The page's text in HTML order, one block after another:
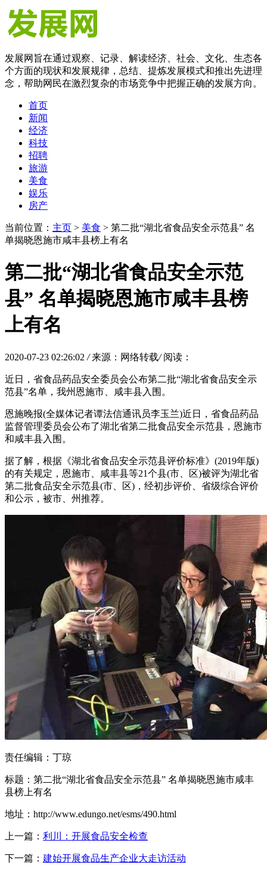
发展网旨在通过观察、记录、解读经济、社会、文化、生态各
个方面的现状和发展规律，总结、提炼发展模式和推出先进理
念，帮助网民在激烈复杂的市场竞争中把握正确的发展方向。
首页
新闻
经济
科技
招聘
旅游
美食
娱乐
房产
当前位置： 主页 > 美食 > 第二批“湖北省食品安全示范县” 名
单揭晓恩施市咸丰县榜上有名
第二批“湖北省食品安全示范
县” 名单揭晓恩施市咸丰县榜
上有名
2020-07-23 02:26:02 / 来源：网络转载/ 阅读：
近日，省食品药品安全委员会公布第二批“湖北省食品安全示
范县”名单，我州恩施市、咸丰县入围。
恩施晚报(全媒体记者谭法信通讯员李玉兰)近日，省食品药品
监督管理委员会公布了湖北省第二批食品安全示范县，恩施市
和咸丰县入围。
据了解，根据《湖北省食品安全示范县评价标准》(2019年版)
的有关规定，恩施市、咸丰县等21个县(市、区)被评为湖北省
第二批食品安全示范县(市、区)，经初步评价、省级综合评价
和公示，被市、州推荐。
责任编辑：丁琼
标题：第二批“湖北省食品安全示范县” 名单揭晓恩施市咸丰
县榜上有名
地址：http://www.edungo.net/esms/490.html
上一篇： 利川：开展食品安全检查
下一篇： 建始开展食品生产企业大走访活动